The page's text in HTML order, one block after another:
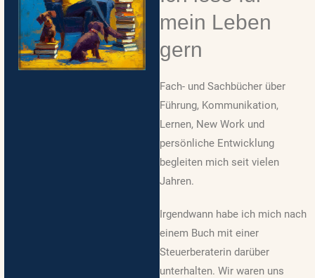
mein Leben
gern
Fach- und Sachbücher über
Führung, Kommunikation,
Lernen, New Work und
persönliche Entwicklung
begleiten mich seit vielen
Jahren.
Irgendwann habe ich mich nach
einem Buch mit einer
Steuerberaterin darüber
unterhalten. Wir waren uns